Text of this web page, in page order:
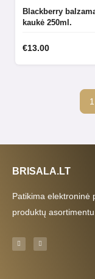
Blackberry
kaukė 250ml.
€13.00
1
BRISALA.LT
Patikima elektroninė
produktų
F
a
c
I
n
s